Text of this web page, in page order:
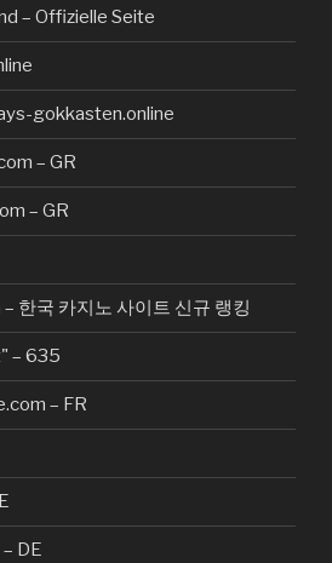
– Offizielle Seite
gokkasten.online
– GR
– GR
한국 카지노 사이트 신규 랭킹
– 635
– FR
DE